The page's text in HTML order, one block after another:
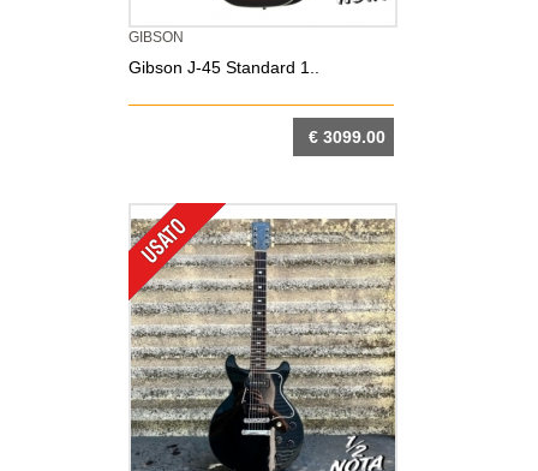
GIBSON
Gibson J-45 Standard 1..
€ 3099.00